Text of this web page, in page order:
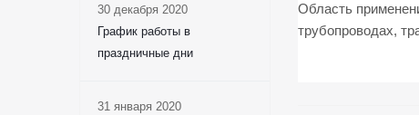
Область
трубопроводах,
30 декабря 2020
График работы в
праздничные дни
31 января 2020